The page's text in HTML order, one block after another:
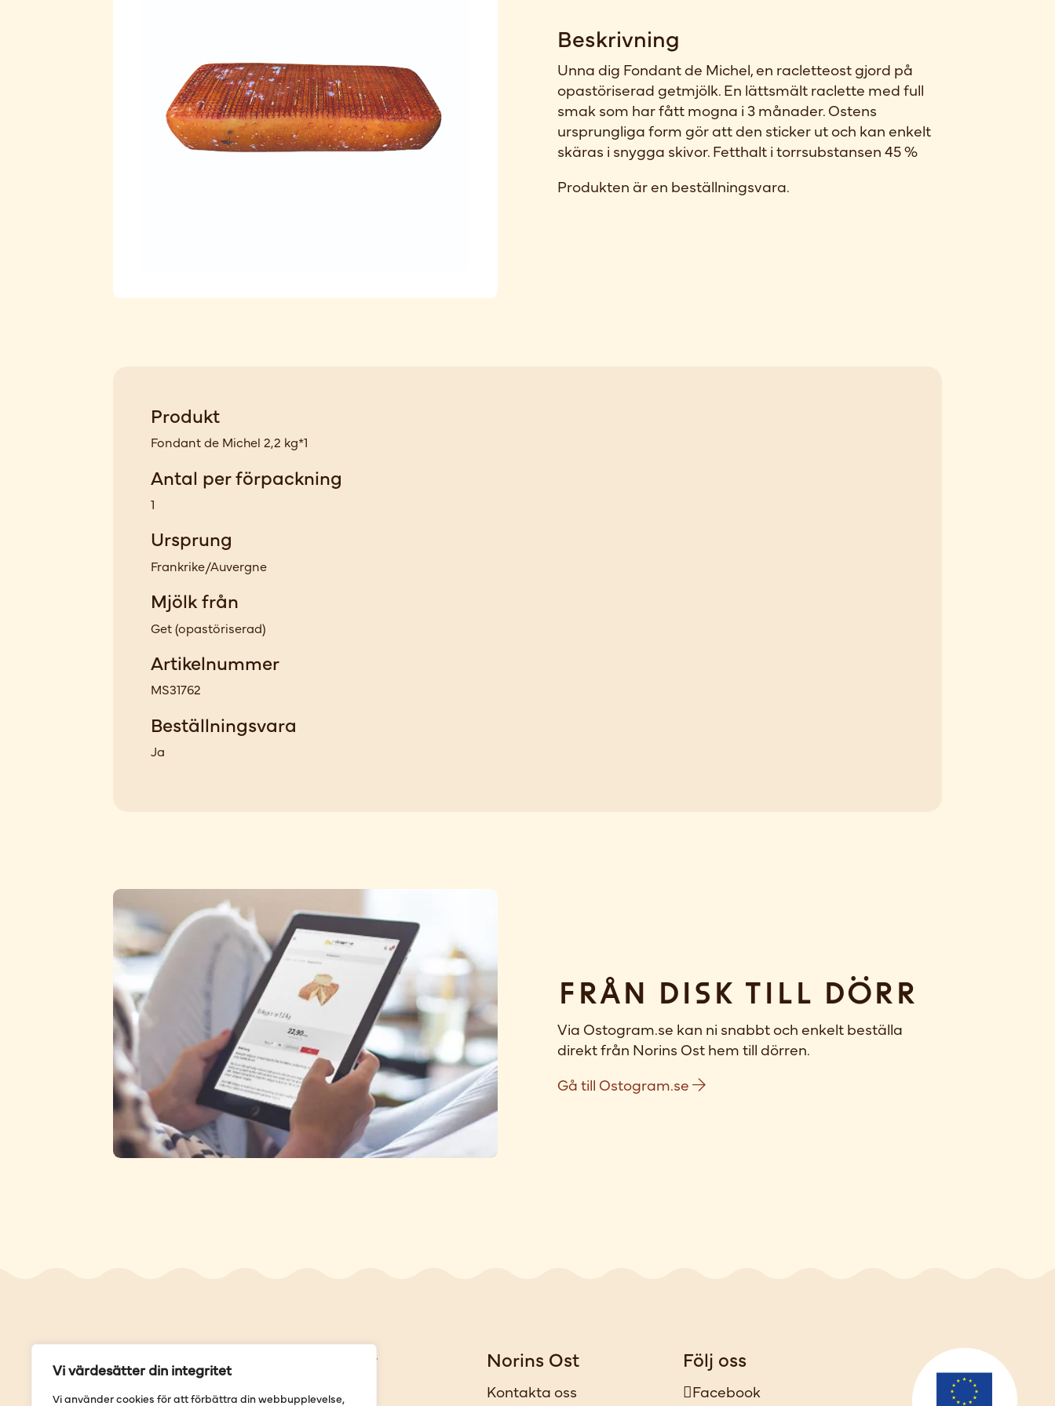
Vi värdesätter din integritet
Vi använder cookies för att förbättra din webbupplevelse,
Beskrivning
Unna dig Fondant de Michel, en racletteost gjord på
opastöriserad getmjölk. En lättsmält raclette med full
smak som har fått mogna i 3 månader. Ostens
ursprungliga form gör att den sticker ut och kan enkelt
skäras i snygga skivor. Fetthalt i torrsubstansen 45 %
Produkten är en beställningsvara.
Produkt
Fondant de Michel 2,2 kg*1
Antal per förpackning
1
Ursprung
Frankrike/Auvergne
Mjölk från
Get(opastöriserad)
Artikelnummer
MS31762
Beställningsvara
Ja
Från disk till dörr
Via Ostogram.se kan ni snabbt och enkelt beställa
direkt från Norins Ost hem till dörren.
Gå till Ostogram.se
Genvägar
Våra butiker
Norins Ost
Kontakta oss
Följ oss
Facebook